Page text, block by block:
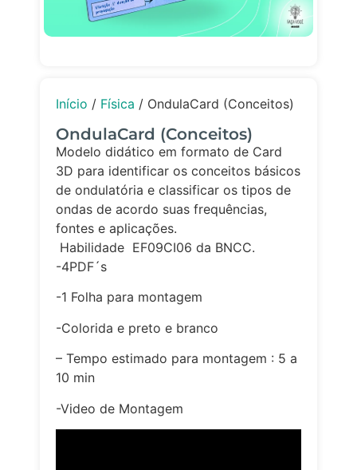
Início / Física / OndulaCard (Conceitos)
OndulaCard (Conceitos)
Modelo didático em formato de Card
3D para identificar os conceitos básicos
de ondulatória e classificar os tipos de
ondas de acordo suas frequências,
fontes e aplicações.
Habilidade EF09CI06 da BNCC.
-4PDF´s
-1 Folha para montagem
-Colorida e preto e branco
– Tempo estimado para montagem : 5 a
10 min
-Video de Montagem